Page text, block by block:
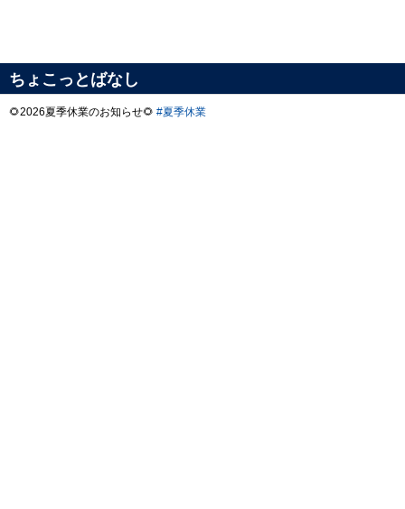
ちょこっとばなし